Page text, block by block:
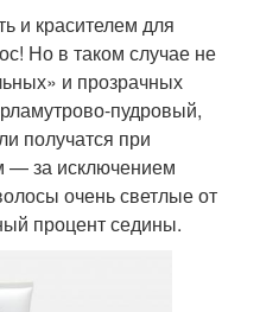
и красителем для
Но в таком случае не
и прозрачных
пудровый,
получатся при
— за исключением
очень светлые от
процент седины.